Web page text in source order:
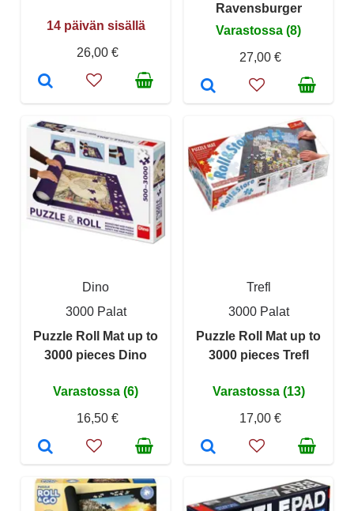
14 päivän sisällä
26,00 €
Ravensburger
Varastossa (8)
27,00 €
Dino
3000 Palat
Puzzle Roll Mat up to
3000 pieces Dino
Varastossa (6)
16,50 €
Trefl
3000 Palat
Puzzle Roll Mat up to
3000 pieces Trefl
Varastossa (13)
17,00 €